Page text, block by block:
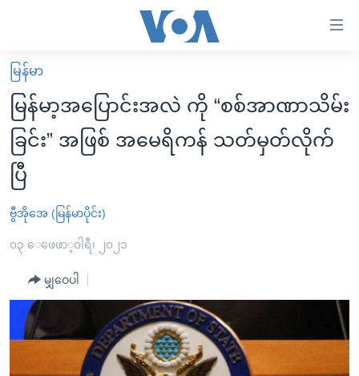
လွယ်ကူ
စေ
သည့်
Link
များ
ပင်မ
အကြောင်းအရာ
ကျော်
ကြည့်
ပင်မ
မူလစာမျက်နှာ
မြန်မာ
ကမ္ဘာ့သတင်းများ
နိုင်ငံတကာ
အစ္စရေး-ပါလက်စတိုင်း
ဗွီဒီယို
အင်္ဂလိပ်စာလေ့လာမယ်
အမေရိကန်သုံးအီဒီယံ
မကြေးမုံရဲ့ အင်္ဂလိပ်စာ
ရုပ်ရှင်ထဲက အင်္ဂလိပ်စာ
သုတပဒေသာ အင်္ဂလိပ်စာ
အပတ်စဉ်ကဏ္ဍများ
ရေဒီယို
တီဗွီ
ရေဒီယိုနှင့်ရုပ်သံ အချက်အလက်များ
ရေဒီယို/တီဗွီအစီအစဉ်
မြန်မာ
မြန်မာ့အပြောင်းအလဲ ကို “စစ်အာဏာသိမ်း
ခြင်း” အဖြစ် အမေရိကန် သတ်မှတ်လိုက်
ပြီ
ဗွီအိုအေ (မြန်မာပိုင်း)
၀၃ ေဖေဖာ္၀ါရီ၊ ၂၀၂၁
မျှဝေပါ